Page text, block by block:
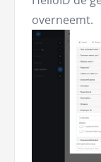
overneemt.